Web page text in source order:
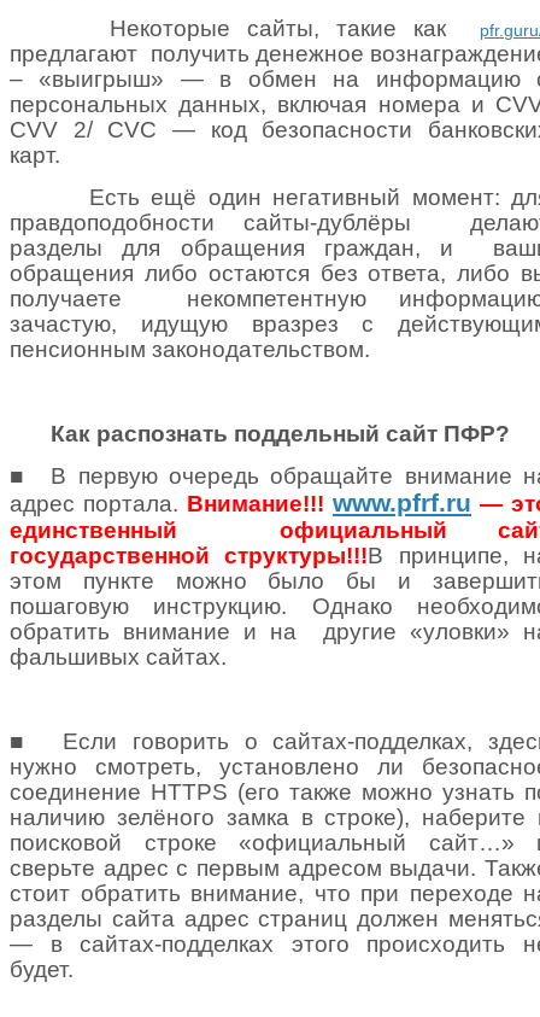
Некоторые сайты, такие как
предлагают получить денежное
– «выигрыш» — в обмен на информацию
персональных данных, включая номера и
CVV 2/ CVC — код безопасности
карт.
Есть ещё один негативный момент:
правдоподобности сайты-дублёры
разделы для обращения граждан, и
обращения либо остаются без ответа, либо
получаете
некомпетентную
зачастую, идущую вразрез с
пенсионным законодательством.
Как распознать поддельный сайт ПФР?
■
В первую очередь обращайте внимание
адрес портала. Внимание!!! www.pfrf.ru —
единственный
официальный
государственной структуры!!!В принципе,
этом пункте можно было бы и
пошаговую инструкцию. Однако
обратить внимание и на
другие «уловки»
фальшивых сайтах.
■
Если говорить о сайтах-подделках,
нужно смотреть, установлено ли
соединение HTTPS (его также можно узнать
наличию зелёного замка в строке), наберите
поисковой строке «официальный сайт…»
сверьте адрес с первым адресом выдачи.
стоит обратить внимание, что при переходе
разделы сайта адрес страниц должен
— в сайтах-подделках этого происходить
будет.